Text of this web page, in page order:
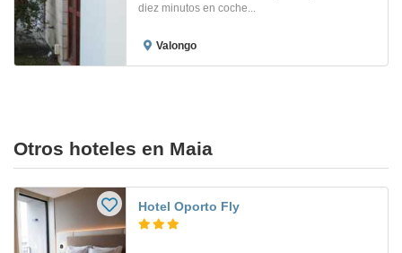
diez minutos en coche...
Valongo
Otros hoteles en Maia
Hotel Oporto Fly